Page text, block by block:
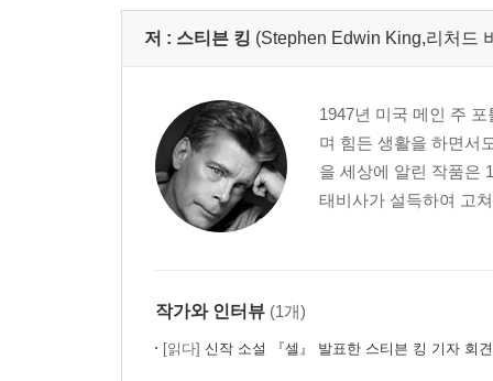
저 : 스티븐 킹 (Stephen Edwin King,리처드
1947년 미국 메인 주
며 힘든 생활을 하면서
을 세상에 알린 작품은
태비사가 설득하여 고
작가와 인터뷰 (1개)
[읽다] 신작 소설 『셀』 발표한 스티븐 킹 기자 회